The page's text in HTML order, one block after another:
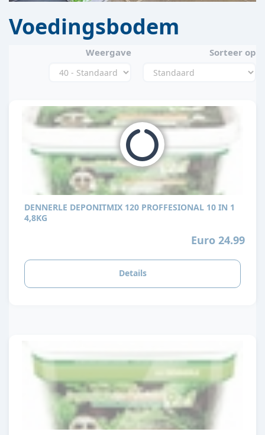
Voedingsbodem
Weergave Sorteer op
DENNERLE DEPONITMIX 120 PROFFESIONAL 10 IN 1
4,8KG
Euro 24.99
Details